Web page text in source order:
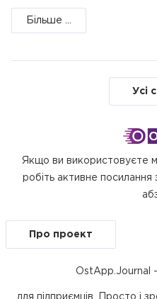
Більше ...
Усі
Якщо ви використовуєте
робіть активне
Про проект
OstApp.Journal
для підприємців. Просто і